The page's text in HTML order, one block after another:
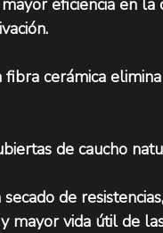
eficiencia en la
cerámica
de caucho
de
mayor vida útil de